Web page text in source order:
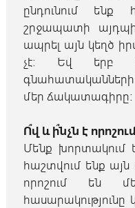
ընդունում ենք
շրջապատի
ապրել այն կեղծ
չէ։ Եվ երբ
մեր ճակատագիրը։
Ո՞վ և ի՞նչն է
Մենք խորտակում
հաշտվում ենք
որոշում են
հասարակությունը